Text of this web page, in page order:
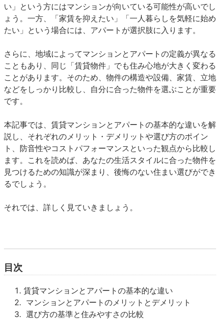
い」という方にはマンションが向いている可能性が高いでし
ょう。一方、「家賃を抑えたい」「一人暮らしを気軽に始め
たい」という場合には、アパートが選択肢に入ります。
さらに、地域によってマンションとアパートの定義が異なる
こともあり、同じ「賃貸物件」でも住み心地が大きく変わる
ことがあります。そのため、物件の構造や設備、家賃、立地
などをしっかり比較し、自分に合った物件を選ぶことが重要
です。
本記事では、賃貸マンションとアパートの基本的な違いを解
説し、それぞれのメリット・デメリットや選び方のポイン
ト、防音性やコストパフォーマンスといった観点から比較し
ます。これを読めば、あなたの生活スタイルに合った物件を
見つけるための知識が深まり、後悔のない住まい選びができ
るでしょう。
それでは、詳しく見ていきましょう。
目次
賃貸マンションとアパートの基本的な違い
マンションとアパートのメリットとデメリット
選び方の基準と住みやすさの比較